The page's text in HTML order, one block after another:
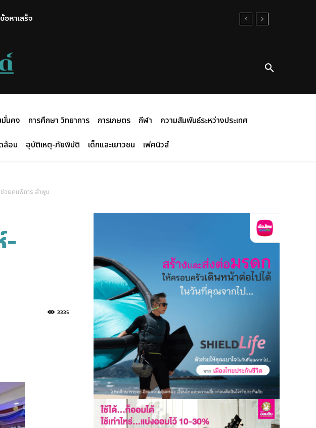
หาเสร็จ
นคง การศึกษา วิทยาการ การเกษตร กีฬา
ความสัมพันธ์ระหว่างประเทศ
ล้อม อุบัติเหตุ-ภัยพิบัติ เด็กและเยาวชน เฟคนิวส์
ช่วยคนพิการ ลำพูน
-
3335